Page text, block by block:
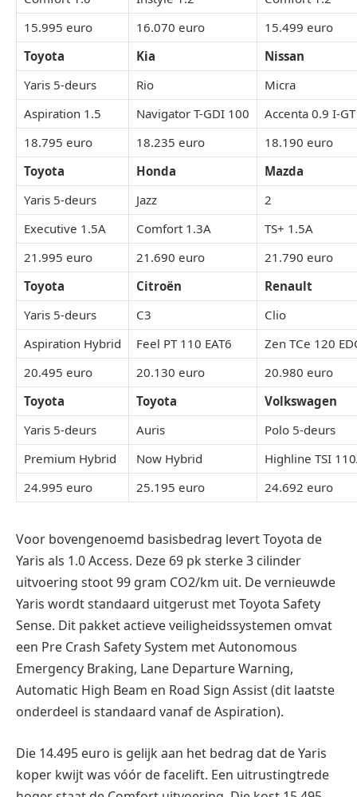
15.995 euro
16.070 euro
15.499 euro
Toyota
Kia
Nissan
Yaris 5-deurs
Rio
Micra
Aspiration 1.5
Navigator T-GDI 100
Accenta 0.9 I-GT
18.795 euro
18.235 euro
18.190 euro
Toyota
Honda
Mazda
Yaris 5-deurs
Jazz
2
Executive 1.5A
Comfort 1.3A
TS+ 1.5A
21.995 euro
21.690 euro
21.790 euro
Toyota
Citroën
Renault
Yaris 5-deurs
C3
Clio
Aspiration Hybrid
Feel PT 110 EAT6
Zen TCe 120
20.495 euro
20.130 euro
20.980 euro
Toyota
Toyota
Volkswagen
Yaris 5-deurs
Auris
Polo 5-deurs
Premium Hybrid
Now Hybrid
Highline TSI
24.995 euro
25.195 euro 24.692 euro
Voor bovengenoemd basisbedrag levert Toyota de
Yaris als 1.0 Access. Deze 69 pk sterke 3 cilinder
uitvoering stoot 99 gram CO2/km uit. De vernieuwde
Yaris wordt standaard uitgerust met Toyota Safety
Sense. Dit pakket actieve veiligheidssystemen omvat
een Pre Crash Safety System met Autonomous
Emergency Braking, Lane Departure Warning,
Automatic High Beam en Road Sign Assist (dit laatste
onderdeel is standaard vanaf de Aspiration).
Die 14.495 euro is gelijk aan het bedrag dat de Yaris
koper kwijt was vóór de facelift. Een uitrustingtrede